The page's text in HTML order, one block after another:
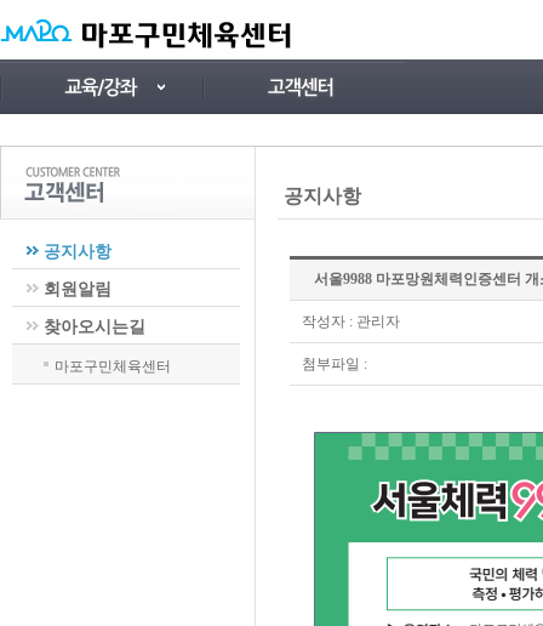
공지사항
회원알림
찾아오시는길
마포구민체육센터
공지사항
서울9988 마포망원체력인증센터
작성자 : 관리자
첨부파일 :